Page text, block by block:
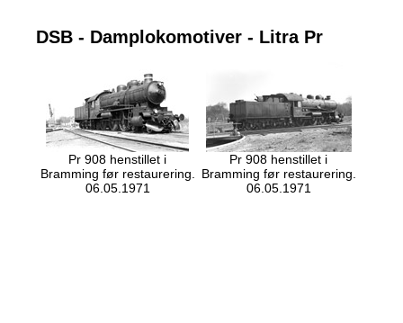
DSB - Damplokomotiver - Litra Pr
Pr 908 henstillet i
Bramming før restaurering.
06.05.1971
Pr 908 henstillet i
Bramming før restaurering.
06.05.1971